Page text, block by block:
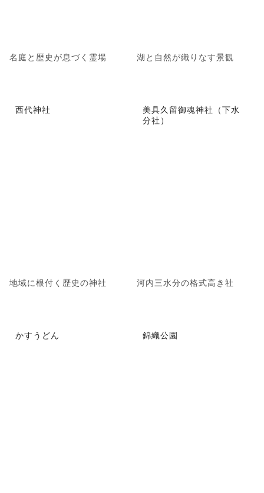
名庭と歴史が息づく霊場 湖と自然が織りなす景観
西代神社
地域に根付く歴史の神社
美具久留御魂神社（下水
分社）
河内三水分の格式高き社
かすうどん 錦織公園